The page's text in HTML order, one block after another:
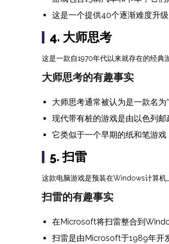
这是一个提供40个逐渐难度升
4. 大师思考
这是一款自1970年代以来就存在的经典
大师思考的有趣事实
大师思考通常被认为是一款名为
现代带有桩的游戏是由以色列
它类似于一个早期的纸和笔游戏
5. 扫雷
这款电脑游戏是预装在Windows计算机
扫雷的有趣事实
在Microsoft将扫雷整合到
扫雷是由Microsoft于1989年开